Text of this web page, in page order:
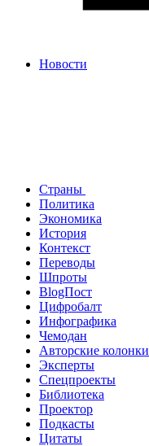
Новости
Страны
Политика
Экономика
История
Контекст
Переводы
Шпроты
BlogПост
Цифробалт
Инфографика
Чемодан
Авторские колонки
Эксперты
Спецпроекты
Библиотека
Проектор
Подкасты
Цитаты